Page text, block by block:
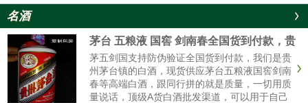
名酒
茅台 五粮液 国窖 剑南春全国货到付款，贵
州茅台全系列厂家批发
茅五剑国支持防伪验证全国货到付款，我们是贵
州茅台镇的白酒，现货供应茅台五粮液国窖剑南
春等高端白酒，跟同行拼的就是质量，一切用质
量说话，顶级A货白酒批发渠道，可以用于自己